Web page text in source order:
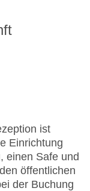
ist
Einrichtung
einen Safe und
öffentlichen
der Buchung